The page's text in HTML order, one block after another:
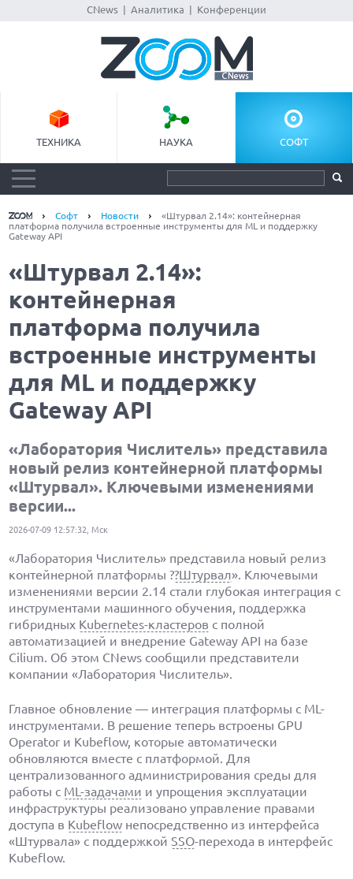
CNews Аналитика Конференции
ТЕХНИКА НАУКА СОФТ
Софт Новости
«Штурвал 2.14»: контейнерная
платформа получила встроенные инструменты для ML и поддержку
Gateway API
«Штурвал 2.14»:
контейнерная
платформа получила
встроенные инструменты
для ML и поддержку
Gateway API
«Лаборатория Числитель» представила
новый релиз контейнерной платформы
«Штурвал». Ключевыми изменениями
версии...
2026-07-09 12:57:32, Мск
«Лаборатория Числитель» представила новый релиз
контейнерной платформы ??Штурвал». Ключевыми
изменениями версии 2.14 стали глубокая интеграция с
инструментами машинного обучения, поддержка
гибридных Kubernetes-кластеров с полной
автоматизацией и внедрение Gateway API на базе
Cilium. Об этом CNews сообщили представители
компании «Лаборатория Числитель».
Главное обновление — интеграция платформы с ML-
инструментами. В решение теперь встроены GPU
Operator и Kubeflow, которые автоматически
обновляются вместе с платформой. Для
централизованного администрирования среды для
работы с ML-задачами и упрощения эксплуатации
инфраструктуры реализовано управление правами
доступа в Kubeflow непосредственно из интерфейса
«Штурвала» с поддержкой SSO-перехода в интерфейс
Kubeflow.